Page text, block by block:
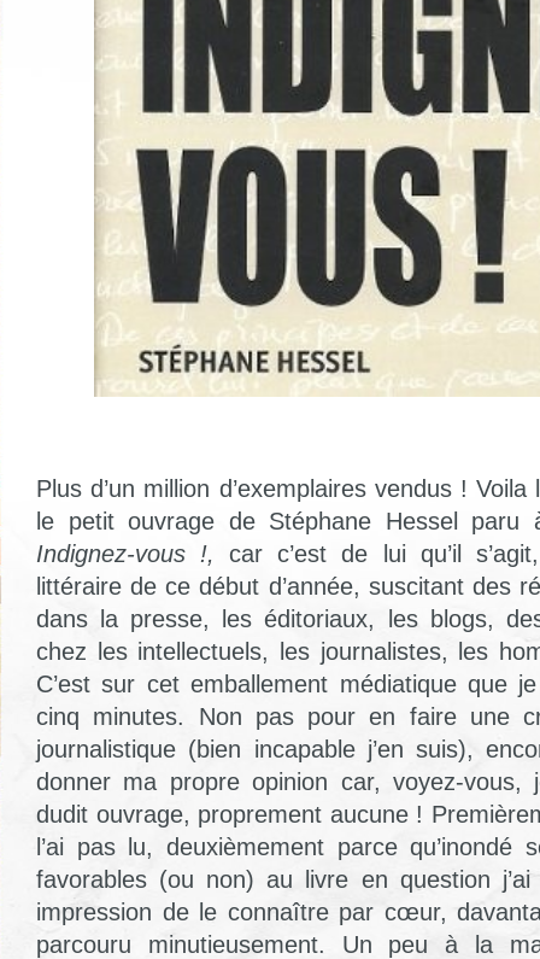
Plus d’un million d’exemplaires vendus !
le petit ouvrage de Stéphane Hessel paru
Indignez-vous !, car c’est de lui qu’il
littéraire de ce début d’année, suscitant des
dans la presse, les éditoriaux, les blogs,
chez les intellectuels, les journalistes, les
C’est sur cet emballement médiatique que
cinq minutes. Non pas pour en faire une
journalistique (bien incapable j’en suis),
donner ma propre opinion car, voyez-vous,
dudit ouvrage, proprement aucune !
l’ai pas lu, deuxièmement parce qu’inondé
favorables (ou non) au livre en question
impression de le connaître par cœur,
parcouru minutieusement. Un peu à la